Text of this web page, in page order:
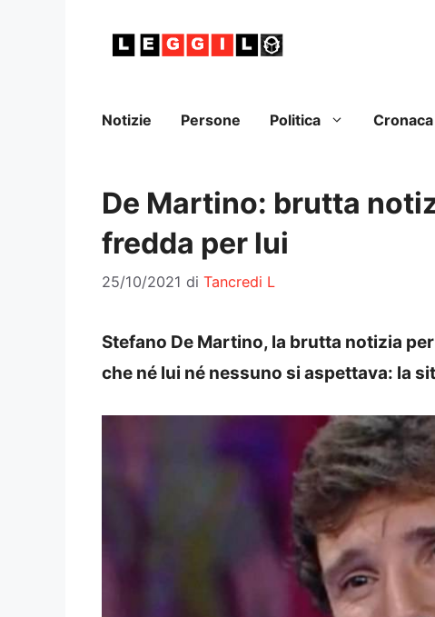
Notizie Persone Politica Cronaca
De Martino: brutta
fredda per lui
25/10/2021 di Tancredi L
Stefano De Martino, la brutta notizia
che né lui né nessuno si aspettava: la